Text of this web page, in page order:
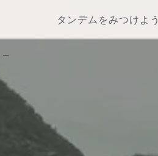
タンデムをみつけよう